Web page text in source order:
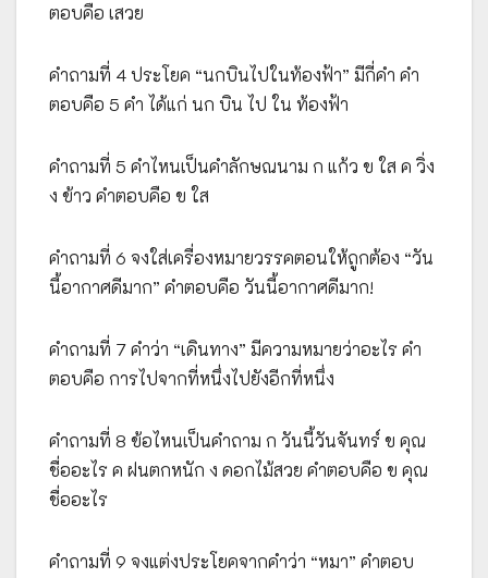
ตอบคือ เสวย
คำถามที่ 4 ประโยค “นกบินไปในท้องฟ้า” มีกี่คำ คำ
ตอบคือ 5 คำ ได้แก่ นก บิน ไป ใน ท้องฟ้า
คำถามที่ 5 คำไหนเป็นคำลักษณนาม ก แก้ว ข ใส ค วิ่ง
ง ข้าว คำตอบคือ ข ใส
คำถามที่ 6 จงใส่เครื่องหมายวรรคตอนให้ถูกต้อง “วัน
นี้อากาศดีมาก” คำตอบคือ วันนี้อากาศดีมาก!
คำถามที่ 7 คำว่า “เดินทาง” มีความหมายว่าอะไร คำ
ตอบคือ การไปจากที่หนึ่งไปยังอีกที่หนึ่ง
คำถามที่ 8 ข้อไหนเป็นคำถาม ก วันนี้วันจันทร์ ข คุณ
ชื่ออะไร ค ฝนตกหนัก ง ดอกไม้สวย คำตอบคือ ข คุณ
ชื่ออะไร
คำถามที่ 9 จงแต่งประโยคจากคำว่า “หมา” คำตอบ